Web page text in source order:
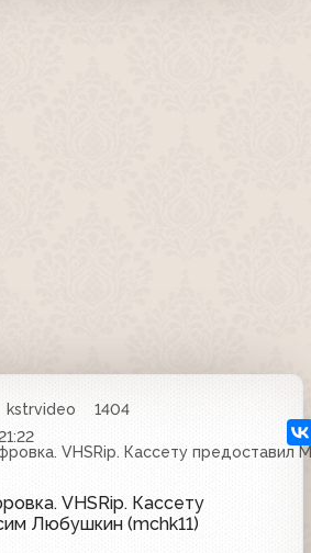
kstrvideo
1404
VHSRip. Кассету предоставил
VHSRip. Кассету
Любушкин (mchk11)